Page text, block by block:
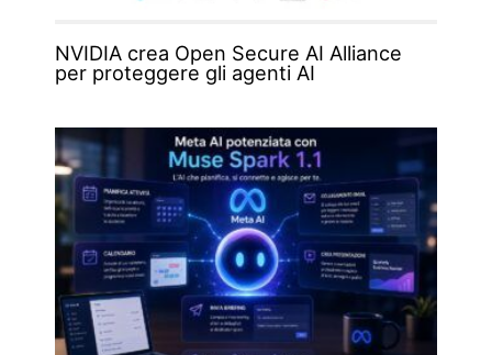
NVIDIA crea Open Secure AI Alliance
per proteggere gli agenti AI